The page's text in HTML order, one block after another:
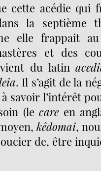
cette acédie qui
la septième
elle frappait
et des
vient du latin
. Il s’agit de la
savoir l’intérêt
(lecare en
kêdomai,
de, être